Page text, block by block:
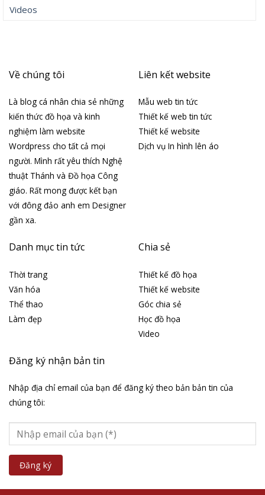
Videos
Về chúng tôi
Là blog cá nhân chia sẻ những
kiến thức đồ họa và kinh
nghiệm làm website
Wordpress cho tất cả mọi
người. Mình rất yêu thích Nghệ
thuật Thánh và Đồ họa Công
giáo. Rất mong được kết bạn
với đông đảo anh em Designer
gần xa.
Liên kết website
Mẫu web tin tức
Thiết kế web tin tức
Thiết kế website
Dịch vụ In hình lên áo
Danh mục tin tức
Thời trang
Văn hóa
Thể thao
Làm đẹp
Chia sẻ
Thiết kế đồ họa
Thiết kế website
Góc chia sẻ
Học đồ họa
Video
Đăng ký nhận bản tin
Nhập địa chỉ email của bạn để đăng ký theo bản bản tin của
chúng tôi: